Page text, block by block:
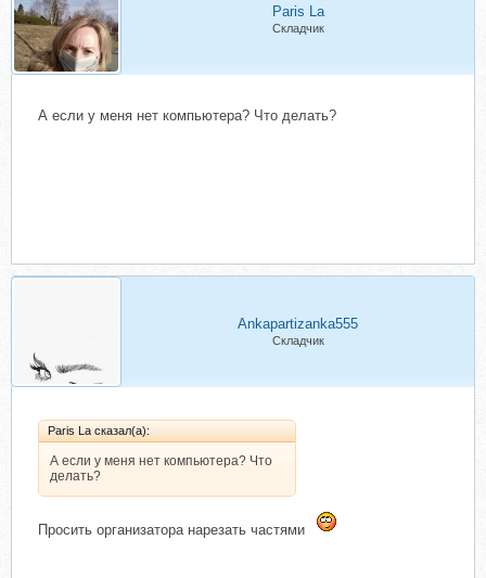
Paris La
Складчик
А если у меня нет компьютера? Что делать?
Ankapartizanka555
Складчик
Paris La сказал(а):
А если у меня нет компьютера? Что
делать?
Просить организатора нарезать частями